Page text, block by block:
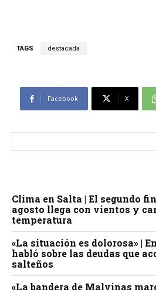
TAGS destacada
Facebook X
Clima en Salta | El segundo
agosto llega con vientos y
temperatura
«La situación es dolorosa» |
habló sobre las deudas que
salteños
«La bandera de Malvinas